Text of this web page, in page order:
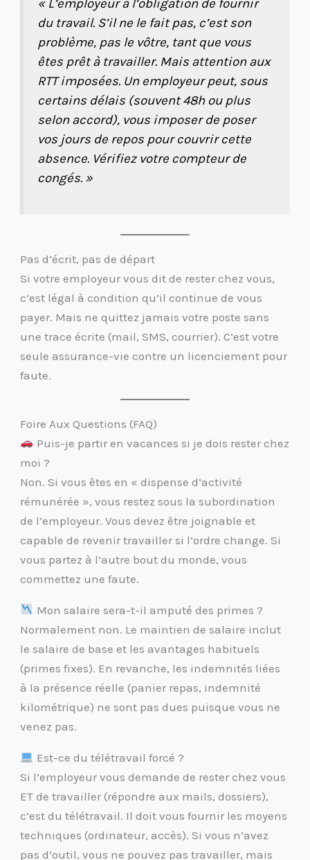
« L’employeur a l’obligation de fournir
du travail. S’il ne le fait pas, c’est son
problème, pas le vôtre, tant que vous
êtes prêt à travailler. Mais attention aux
RTT imposées. Un employeur peut, sous
certains délais (souvent 48h ou plus
selon accord), vous imposer de poser
vos jours de repos pour couvrir cette
absence. Vérifiez votre compteur de
congés. »
Pas d’écrit, pas de départ
Si votre employeur vous dit de rester chez vous,
c’est légal à condition qu’il continue de vous
payer. Mais ne quittez jamais votre poste sans
une trace écrite (mail, SMS, courrier). C’est votre
seule assurance-vie contre un licenciement pour
faute.
Foire Aux Questions (FAQ)
Puis-je partir en vacances si je dois rester chez
moi ?
Non. Si vous êtes en « dispense d’activité
rémunérée », vous restez sous la subordination
de l’employeur. Vous devez être joignable et
capable de revenir travailler si l’ordre change. Si
vous partez à l’autre bout du monde, vous
commettez une faute.
Mon salaire sera-t-il amputé des primes ?
Normalement non. Le maintien de salaire inclut
le salaire de base et les avantages habituels
(primes fixes). En revanche, les indemnités liées
à la présence réelle (panier repas, indemnité
kilométrique) ne sont pas dues puisque vous ne
venez pas.
Est-ce du télétravail forcé ?
Si l’employeur vous demande de rester chez vous
ET de travailler (répondre aux mails, dossiers),
c’est du télétravail. Il doit vous fournir les moyens
techniques (ordinateur, accès). Si vous n’avez
pas d’outil, vous ne pouvez pas travailler, mais